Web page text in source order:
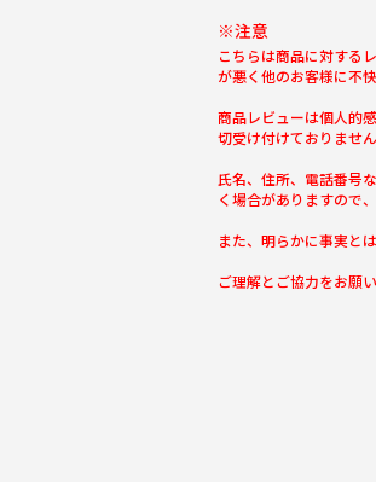
※注意
こちらは商品に対する
が悪く他のお客様に不
商品レビューは個人的
切受け付けておりませ
氏名、住所、電話番号
く場合がありますので
また、明らかに事実と
ご理解とご協力をお願い